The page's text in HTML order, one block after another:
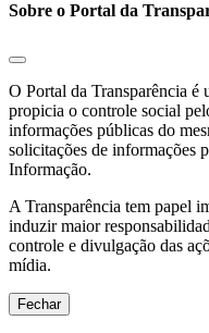
Sobre o Portal da
O Portal da Transparência
propicia o controle social
informações públicas do
solicitações de informações
Informação.
A Transparência tem papel
induzir maior
controle e divulgação das
mídia.
Fechar